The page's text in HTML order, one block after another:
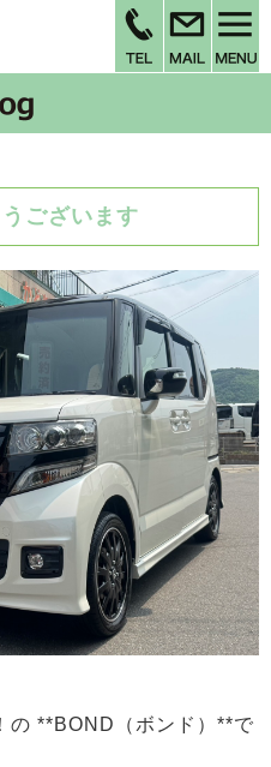
ございます
の **BOND（ボンド）**で